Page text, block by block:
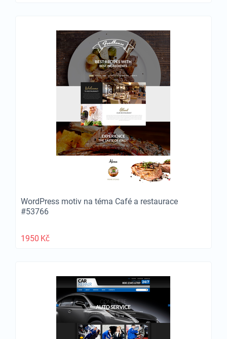
WordPress motiv na téma Café a restaurace
#53766
1950 Kč